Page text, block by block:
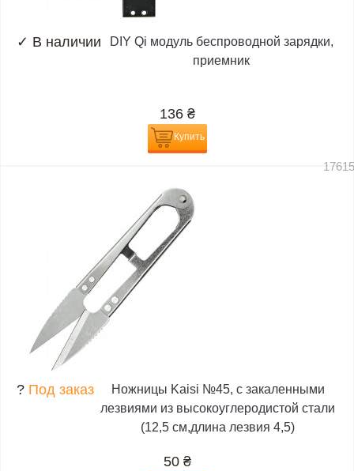
✓ В наличии
DIY Qi модуль беспроводной зарядки,
приемник
136 ₴
Купить
? Под заказ
Ножницы Kaisi №45, с закаленными
лезвиями из высокоуглеродистой стали
(12,5 см,длина лезвия 4,5)
50 ₴